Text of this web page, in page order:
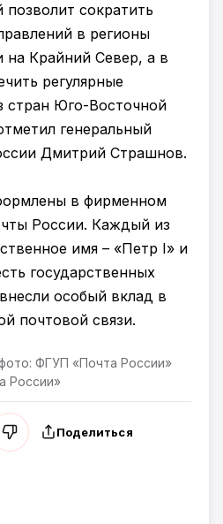
сократить
в регионы
на Крайний Север, а в
регулярные
стран Юго-Восточной
генеральный
Дмитрий Страшнов.
в фирменном
России. Каждый из
имя – «Петр I» и
государственных
особый вклад в
почтовой связи.
ФГУП «Почта России»
России»
Поделиться